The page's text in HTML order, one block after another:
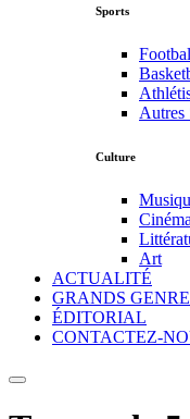
Sports
Autres
Culture
Cinéma
Art
ACTUALITÉ
GRANDS
ÉDITORIAL
CONTACTEZ-